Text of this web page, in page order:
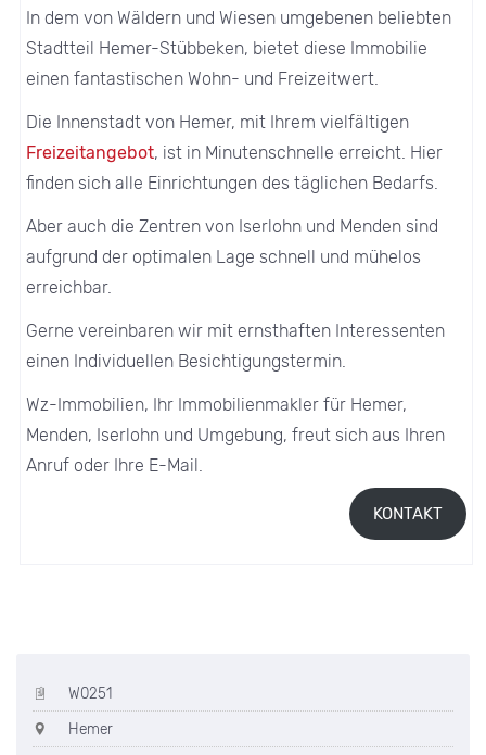
In dem von Wäldern und Wiesen umgebenen beliebten
Stadtteil Hemer-Stübbeken, bietet diese Immobilie
einen fantastischen Wohn- und Freizeitwert.
Die Innenstadt von Hemer, mit Ihrem vielfältigen
Freizeitangebot, ist in Minutenschnelle erreicht. Hier
finden sich alle Einrichtungen des täglichen Bedarfs.
Aber auch die Zentren von Iserlohn und Menden sind
aufgrund der optimalen Lage schnell und mühelos
erreichbar.
Gerne vereinbaren wir mit ernsthaften Interessenten
einen Individuellen Besichtigungstermin.
Wz-Immobilien, Ihr Immobilienmakler für Hemer,
Menden, Iserlohn und Umgebung, freut sich aus Ihren
Anruf oder Ihre E-Mail.
KONTAKT
W0251
Hemer